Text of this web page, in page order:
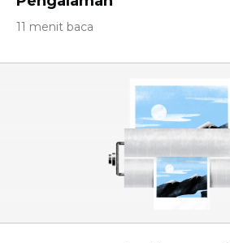
11 menit baca